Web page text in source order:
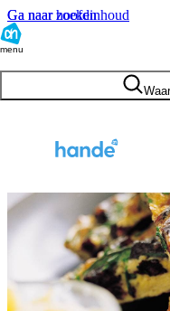
Ga naar hoofdinhoud
Ga naar zoeken
menu